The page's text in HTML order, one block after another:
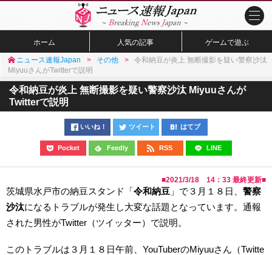
ホーム 人気の記事 ゲームで遊ぶ
ニュース速報Japan その他
令和納豆が炎上 無断撮影を疑い警察沙汰
MiyuuさんがTwitterで説明
令和納豆が炎上 無断撮影を疑い警察沙汰 Miyuuさんが
Twitterで説明
いいね！ ツイート はてブ
Pocket Feedly RSS LINE
■2021/3/18 14：33 最終更新■
茨城県水戸市の納豆スタンド「令和納豆 」で３月１８日、 警察
沙汰になるトラブルが発生し大変な話題となっています。通報
された男性がTwitter（ツイッター）で説明。
このトラブルは３月１８日午前、YouTuberのMiyuuさん（Twitte